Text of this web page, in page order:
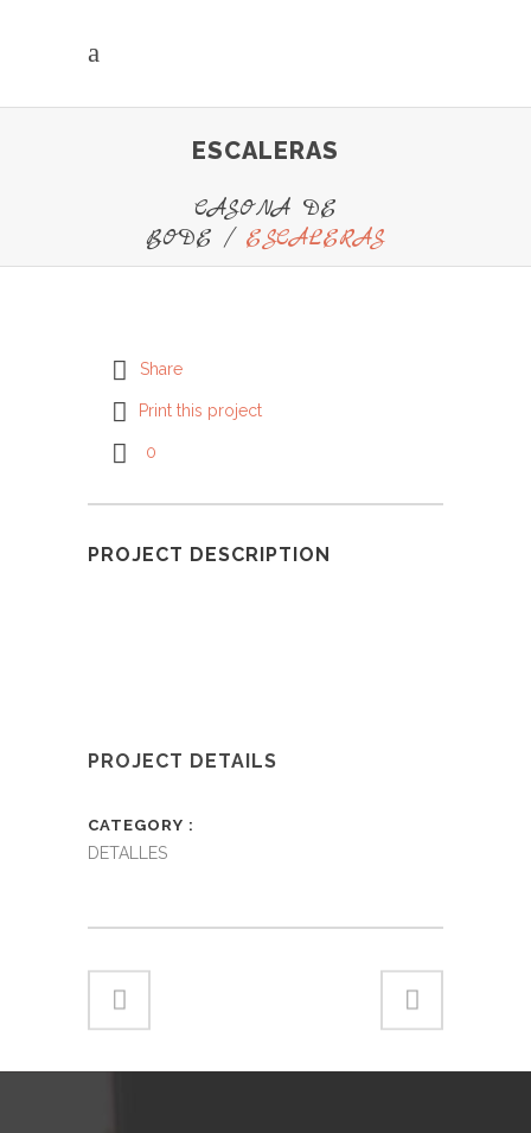
ESCALERAS
CASONA DE
BODE / ESCALERAS
Share
Print this project
0
PROJECT DESCRIPTION
PROJECT DETAILS
CATEGORY
DETALLES